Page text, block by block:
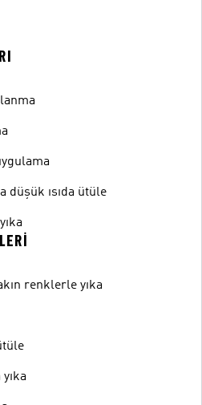
düşük ısıda ütüle
renklerle yıka